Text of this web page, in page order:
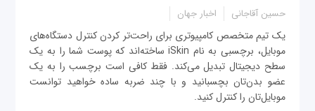
حسین آقاجانی اخبار جهان
یک تیم متخصص کامپیوتری برای راحت‌تر کردن کنترل دستگاه‌های
موبایل، برچسبی به نام iSkin ساخته‌اند که پوست شما را به یک
سطح دیجیتال تبدیل می‌کند. فقط کافی است برچسب را به یک
عضو بدن‌تان بچسبانید و با چند ضربه ساده خواهید توانست
موبایل‌تان را کنترل کنید.